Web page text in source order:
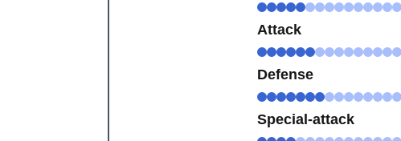
Attack
Defense
Special-attack